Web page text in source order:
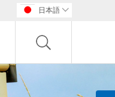
日本語 